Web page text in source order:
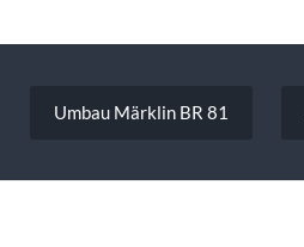
Umbau Märklin BR 81